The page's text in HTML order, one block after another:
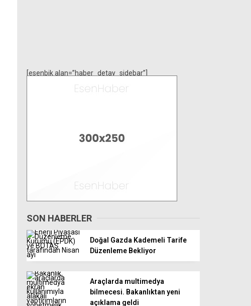
[esenbik alan=”haber_detay_sidebar”]
SON HABERLER
Doğal Gazda Kademeli Tarife
Düzenleme Bekliyor
Araçlarda multimedya
bilmecesi. Bakanlıktan yeni
açıklama geldi